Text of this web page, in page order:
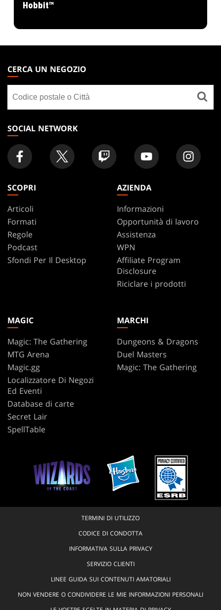
Hobbit™
THE
GATHERING
FOOTER
CERCA UN NEGOZIO
un
negozio
SOCIAL NETWORK
SCOPRI
Articoli
Formati
Regole
Podcast
Sfondi Per Il Desktop
AZIENDA
Informazioni
Opportunità di lavoro
Assistenza
WPN
Affiliate Program
Disclosure
Riciclare i prodotti
MAGIC
Magic: The Gathering
MTG Arena
Magic.gg
Localizzatore Di Negozi
Ed Eventi
Database di carte
Secret Lair
SpellTable
MARCHI
Dungeons & Dragons
Duel Masters
Magic: The Gathering
TERMINI DI UTILIZZO
CODICE DI CONDOTTA
INFORMATIVA SULLA PRIVACY
SERVIZIO CLIENTI
LINEE GUIDA SUI CONTENUTI AMATORIALI
NON VENDERE O CONDIVIDERE LE MIE INFORMAZIONI PERSONALI